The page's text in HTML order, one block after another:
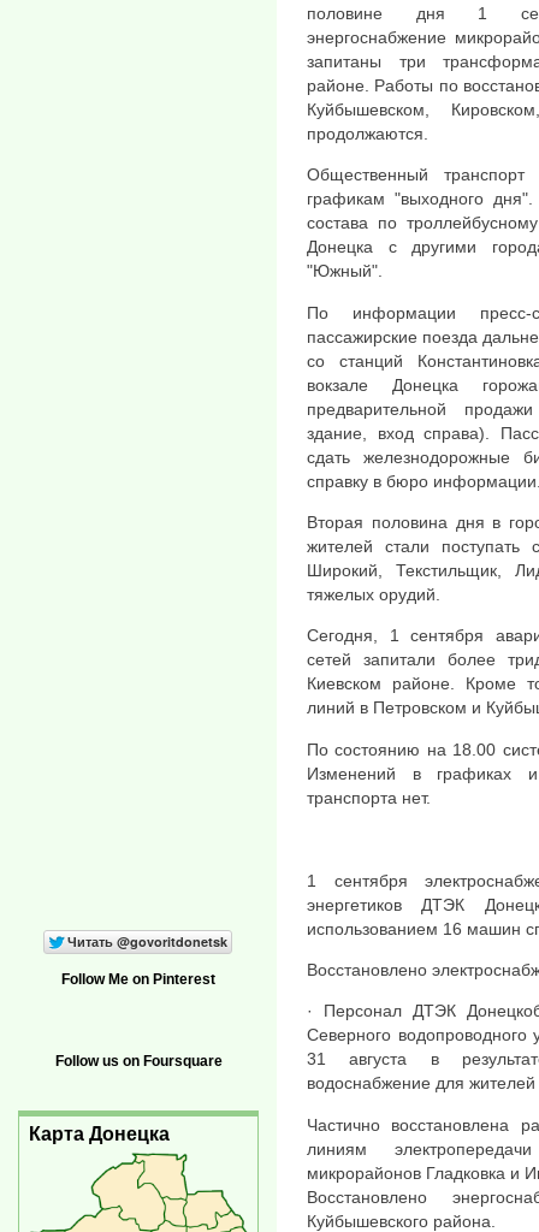
половине дня 1
энергоснабжение
запитаны три
районе. Работы по
Куйбышевском,
продолжаются.
Общественный
графикам "выходного
состава по
Донецка с другими
"Южный".
По информации пресс-
пассажирские поезда
со станций
вокзале Донецка
предварительной
здание, вход справа).
сдать железнодорожные
справку в бюро
Вторая половина дня в
жителей стали
Широкий, Текстильщик,
тяжелых орудий.
Сегодня, 1 сентября
сетей запитали более
Киевском районе. Кроме
линий в Петровском и
По состоянию на 18.00
Изменений в графиках и
транспорта нет.
1 сентября
энергетиков ДТЭК
использованием 16 машин
Восстановлено
· Персонал ДТЭК
Северного водопроводного
31 августа в
водоснабжение для
Частично восстановлена
линиям
микрорайонов Гладковка и
Восстановлено
Куйбышевского района.
Follow Me on Pinterest
Follow us on Foursquare
Карта Донецка